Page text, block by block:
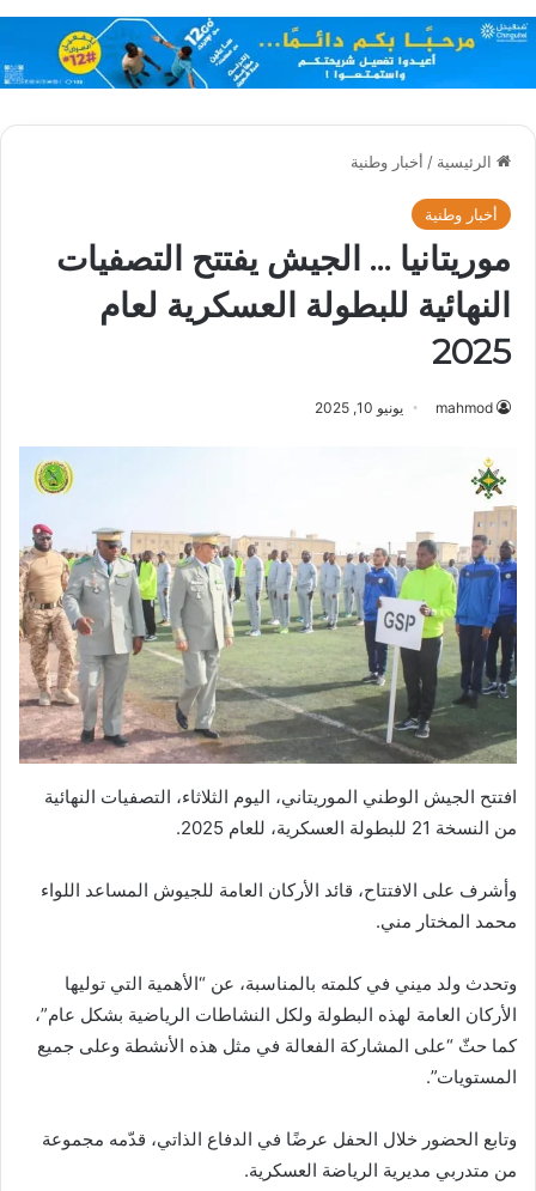
الرئيسية / أخبار وطنية
أخبار وطنية
موريتانيا … الجيش يفتتح التصفيات
النهائية للبطولة العسكرية لعام
2025
mahmod يونيو 10, 2025
افتتح الجيش الوطني الموريتاني، اليوم الثلاثاء، التصفيات النهائية
من النسخة 21 للبطولة العسكرية، للعام 2025.
وأشرف على الافتتاح، قائد الأركان العامة للجيوش المساعد اللواء
محمد المختار مني.
وتحدث ولد ميني في كلمته بالمناسبة، عن “الأهمية التي توليها
الأركان العامة لهذه البطولة ولكل النشاطات الرياضية بشكل عام”،
كما حثّ “على المشاركة الفعالة في مثل هذه الأنشطة وعلى جميع
المستويات”.
وتابع الحضور خلال الحفل عرضًا في الدفاع الذاتي، قدّمه مجموعة
من متدربي مديرية الرياضة العسكرية.